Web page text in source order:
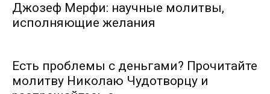
Джозеф Мерфи: научные молитвы,
исполняющие желания
Есть проблемы с деньгами? Прочитайте
молитву Николаю Чудотворцу и